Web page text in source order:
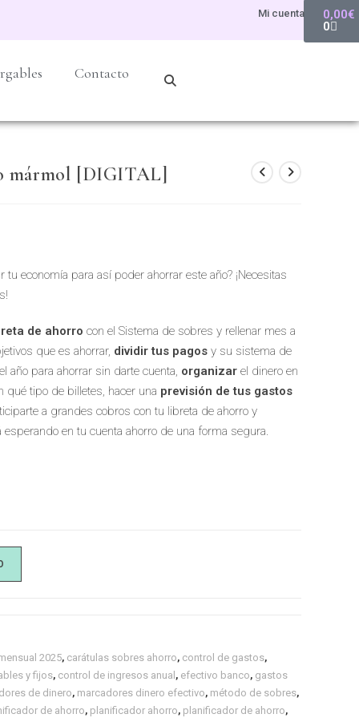
Mi cuenta 0,00€
0
Contacto
mármol [DIGITAL]
economía para así poder ahorrar este año? ¡Necesitas
de ahorro con el Sistema de sobres y rellenar mes a
que es ahorrar, dividir tus pagos y su sistema de
año para ahorrar sin darte cuenta, organizar el dinero en
qué tipo de billetes, hacer una previsión de tus gastos
a grandes cobros con tu libreta de ahorro y
esperando en tu cuenta ahorro de una forma segura.
2025, carátulas sobres ahorro, control de gastos,
y fijos, control de ingresos anual , efectivo banco, gastos
de dinero, marcadores dinero efectivo, método de sobres,
de ahorro, planificador ahorro, planificador de ahorro,